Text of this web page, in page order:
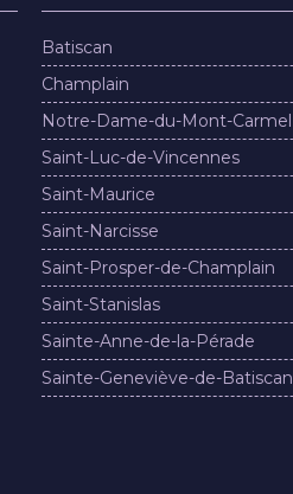
Batiscan
Champlain
Notre-Dame-du-Mont-Carmel
Saint-Luc-de-Vincennes
Saint-Maurice
Saint-Narcisse
Saint-Prosper-de-Champlain
Saint-Stanislas
Sainte-Anne-de-la-Pérade
Sainte-Geneviève-de-Batiscan